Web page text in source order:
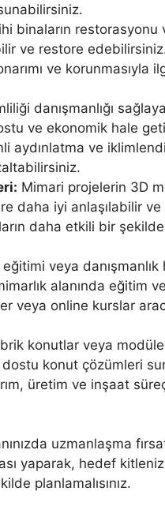
binaların restorasyonu
ve restore
ve korunmasıyla
danışmanlığı
ve ekonomik hale
aydınlatma ve
Mimari projelerin 3D
daha iyi anlaşılabilir
daha etkili bir
eğitimi veya
alanında eğitim
veya online kurslar
konutlar veya
konut çözümleri
üretim ve inşaat
uzmanlaşma
yaparak, hedef
planlamalısınız.